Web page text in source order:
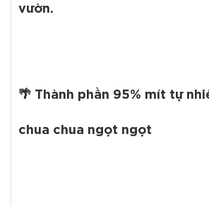
vườn.
🌴 Thành phần 95% mít tự
chua chua ngọt ngọt